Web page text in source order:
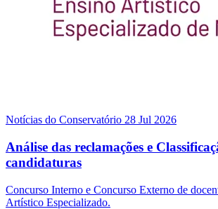
Notícias do Conservatório 28 Jul 2026
Análise das reclamações e
candidaturas
Concurso Interno e Concurso Externo de
Artístico Especializado.